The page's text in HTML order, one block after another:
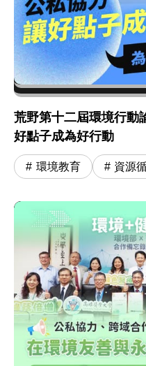
荒野第十二屆環境行動
好點子成為好行動
環境教育 資源